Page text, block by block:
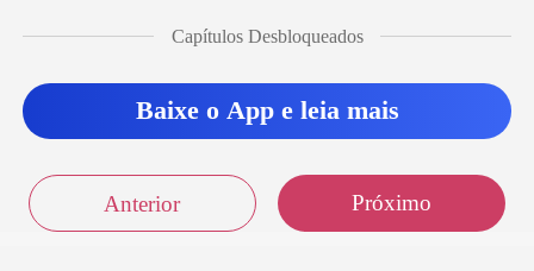
Capítulos Desbloqueados
Baixe o App e leia mais
Anterior Próximo